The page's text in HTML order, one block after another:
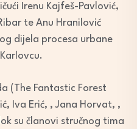
Irenu Kajfeš-Pavlović,
te Anu Hranilović
dijela procesa urbane
(The Fantastic Forest
Iva Erić, , Jana Horvat, ,
su članovi stručnog tima